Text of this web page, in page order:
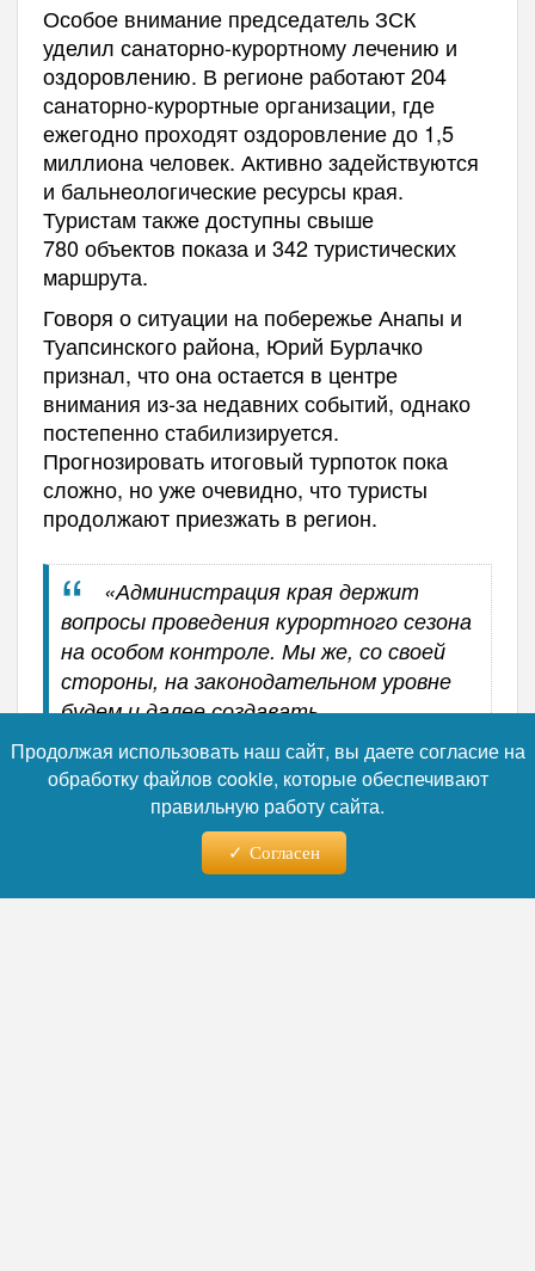
Особое внимание председатель ЗСК
уделил санаторно‑курортному лечению и
оздоровлению. В регионе работают 204
санаторно‑курортные организации, где
ежегодно проходят оздоровление до 1,5
миллиона человек. Активно задействуются
и бальнеологические ресурсы края.
Туристам также доступны свыше
780 объектов показа и 342 туристических
маршрута.
Говоря о ситуации на побережье Анапы и
Туапсинского района, Юрий Бурлачко
признал, что она остается в центре
внимания из‑за недавних событий, однако
постепенно стабилизируется.
Прогнозировать итоговый турпоток пока
сложно, но уже очевидно, что туристы
продолжают приезжать в регион.
«Администрация края держит
вопросы проведения курортного сезона
на особом контроле. Мы же, со своей
стороны, на законодательном уровне
будем и далее создавать
благоприятные условия для развития
наших курортов»,– отметил Юрий
Бурлачко.
Руслан Лебедев
Продолжая использовать наш сайт, вы даете согласие на
обработку файлов cookie, которые обеспечивают
правильную работу сайта.
Согласен